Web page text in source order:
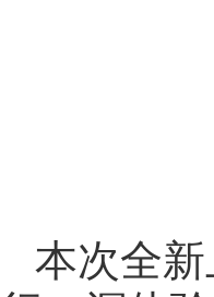
本次全